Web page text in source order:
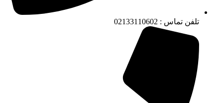
تلفن تماس : 02133110602